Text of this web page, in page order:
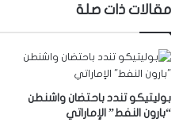
مقالات ذات صلة
بوليتيكو تندد باحتضان واشنطن
“بارون النفط” الإماراتي